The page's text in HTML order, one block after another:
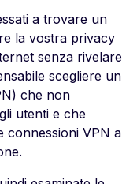
a trovare un
la vostra privacy
senza rivelare
scegliere un
che non
utenti e che
connessioni VPN a